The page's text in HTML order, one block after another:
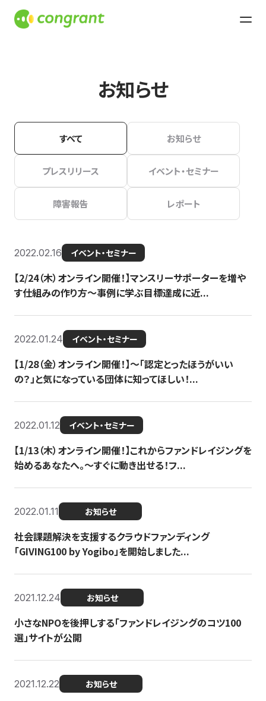
お知らせ
すべて お知らせ
プレスリリース イベント・セミナー
障害報告 レポート
2022.02.16 イベント・セミナー
【2/24（木）オンライン開催！】マンスリーサポーターを増や
す仕組みの作り方〜事例に学ぶ目標達成に近...
2022.01.24 イベント・セミナー
【1/28（金）オンライン開催！】〜「認定とったほうがいい
の？」と気になっている団体に知ってほしい！...
2022.01.12 イベント・セミナー
【1/13（木）オンライン開催！】これからファンドレイジングを
始めるあなたへ。〜すぐに動き出せる！フ...
2022.01.11 お知らせ
社会課題解決を支援するクラウドファンディング
「GIVING100 by Yogibo」を開始しました...
2021.12.24 お知らせ
小さなNPOを後押しする「ファンドレイジングのコツ100
選」サイトが公開
2021.12.22 お知らせ